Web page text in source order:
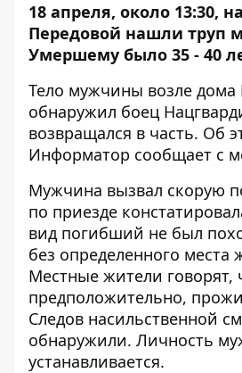
18 апреля, около 13:30,
Передовой нашли труп
Умершему было 35 - 40
Тело мужчины возле дома
обнаружил боец
возвращался в часть. Об
Информатор сообщает с
Мужчина вызвал скорую
по приезде
вид погибший не был
без определенного места
Местные жители говорят,
предположительно,
Следов насильственной
обнаружили. Личность
устанавливается.